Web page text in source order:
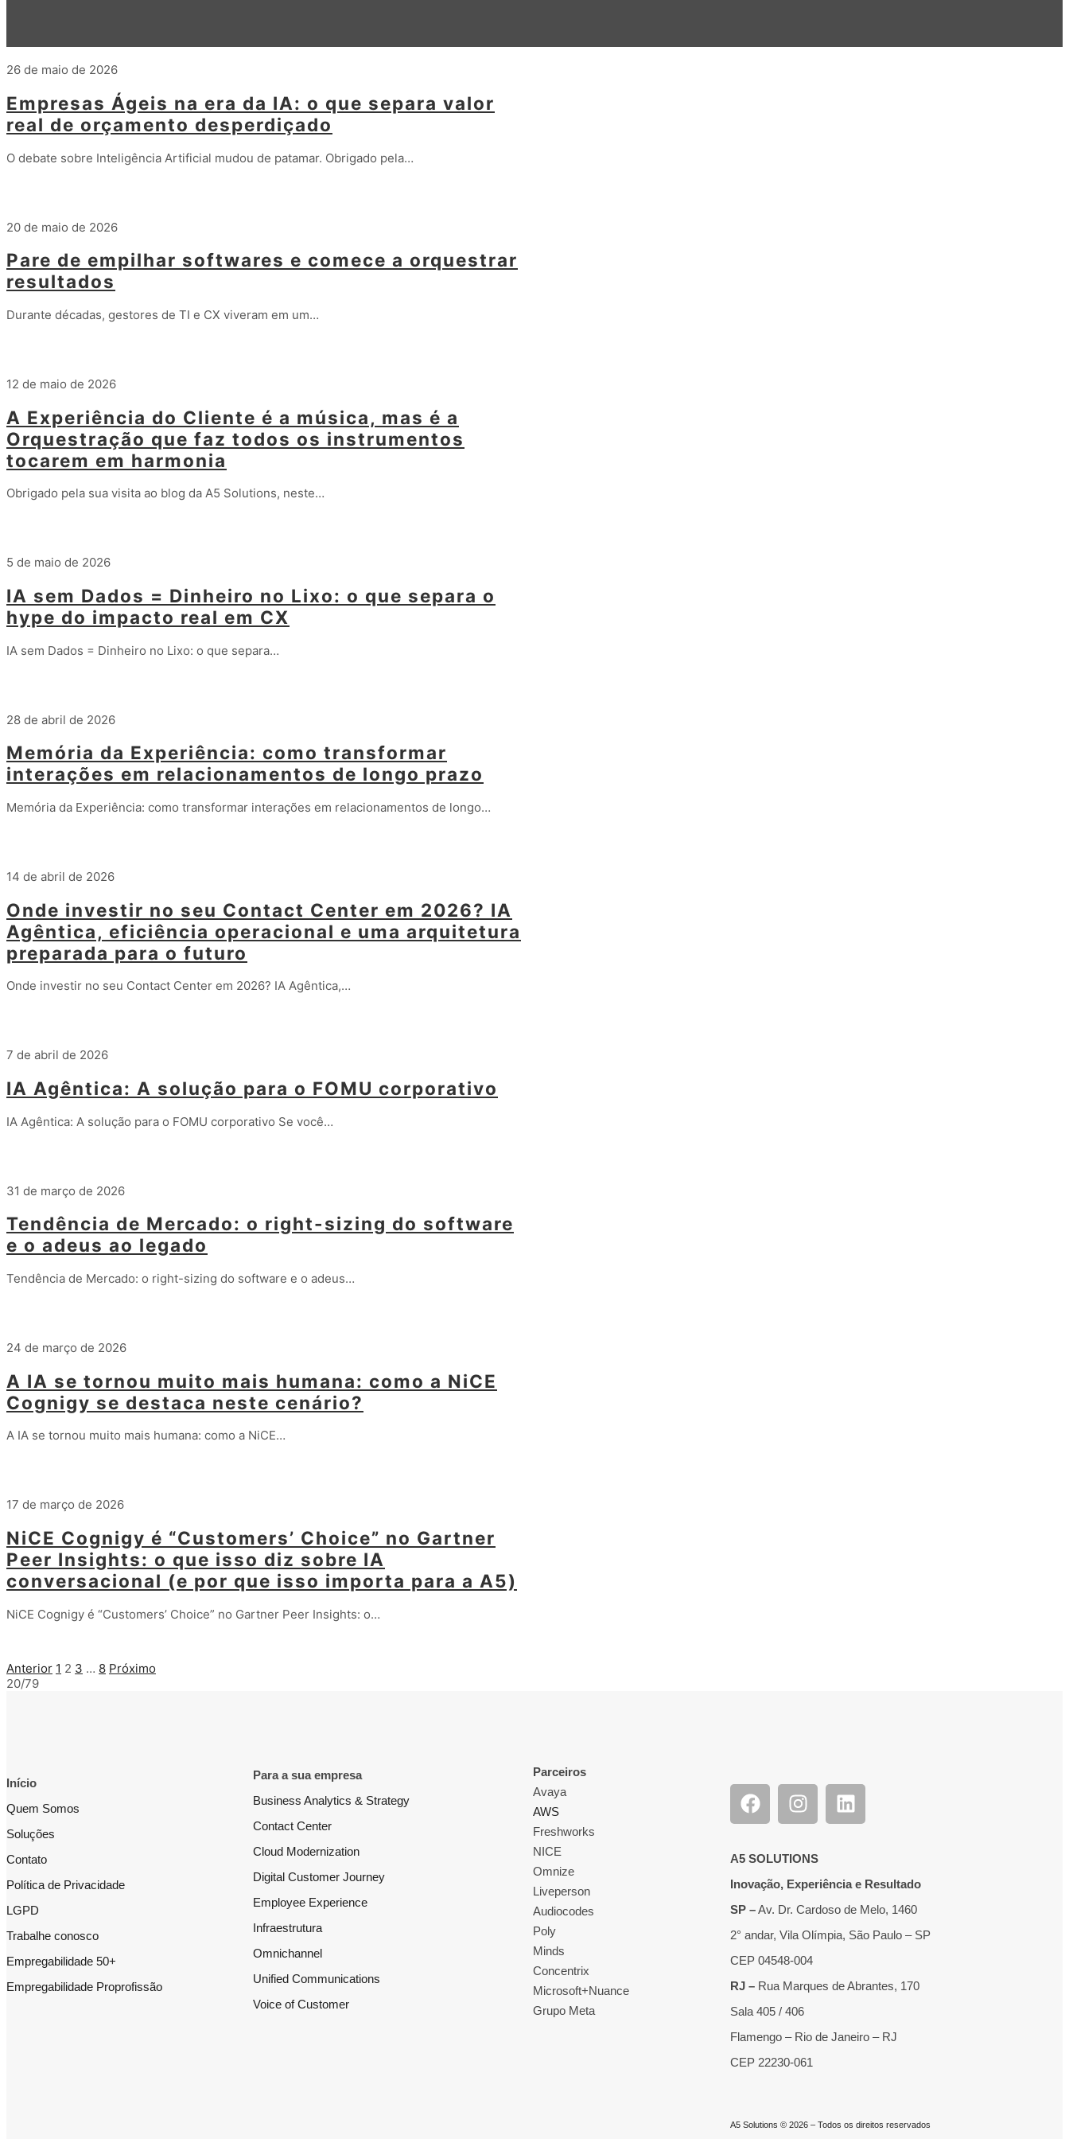
26 de maio de 2026
Empresas Ágeis na era da IA: o que separa valor
real de orçamento desperdiçado
O debate sobre Inteligência Artificial mudou de patamar. Obrigado pela…
20 de maio de 2026
Pare de empilhar softwares e comece a orquestrar
resultados
Durante décadas, gestores de TI e CX viveram em um…
12 de maio de 2026
A Experiência do Cliente é a música, mas é a
Orquestração que faz todos os instrumentos
tocarem em harmonia
Obrigado pela sua visita ao blog da A5 Solutions, neste…
5 de maio de 2026
IA sem Dados = Dinheiro no Lixo: o que separa o
hype do impacto real em CX
IA sem Dados = Dinheiro no Lixo: o que separa…
28 de abril de 2026
Memória da Experiência: como transformar
interações em relacionamentos de longo prazo
Memória da Experiência: como transformar interações em relacionamentos de longo…
14 de abril de 2026
Onde investir no seu Contact Center em 2026? IA
Agêntica, eficiência operacional e uma arquitetura
preparada para o futuro
Onde investir no seu Contact Center em 2026? IA Agêntica,…
7 de abril de 2026
IA Agêntica: A solução para o FOMU corporativo
IA Agêntica: A solução para o FOMU corporativo Se você…
31 de março de 2026
Tendência de Mercado: o right-sizing do software
e o adeus ao legado
Tendência de Mercado: o right-sizing do software e o adeus…
24 de março de 2026
A IA se tornou muito mais humana: como a NiCE
Cognigy se destaca neste cenário?
A IA se tornou muito mais humana: como a NiCE…
17 de março de 2026
NiCE Cognigy é “Customers’ Choice” no Gartner
Peer Insights: o que isso diz sobre IA
conversacional (e por que isso importa para a A5)
NiCE Cognigy é “Customers’ Choice” no Gartner Peer Insights: o…
Anterior 1 2 3 … 8 Próximo
20/79
Início
Quem Somos
Soluções
Contato
Política de Privacidade
LGPD
Trabalhe conosco
Empregabilidade 50+
Empregabilidade Proprofissão
Para a sua empresa
Business Analytics & Strategy
Contact Center
Cloud Modernization
Digital Customer Journey
Employee Experience
Infraestrutura
Omnichannel
Unified Communications
Voice of Customer
Parceiros
Avaya
AWS
Freshworks
NICE
Omnize
Liveperson
Audiocodes
Poly
Minds
Concentrix
Microsoft+Nuance
Grupo Meta
A5 SOLUTIONS
Inovação, Experiência e Resultado
SP –Av. Dr. Cardoso de Melo, 1460
2° andar, Vila Olímpia, São Paulo – SP
CEP 04548-004
RJ – Rua Marques de Abrantes, 170
Sala 405 / 406
Flamengo – Rio de Janeiro – RJ
CEP 22230-061
A5 Solutions © 2026 – Todos os direitos reservados